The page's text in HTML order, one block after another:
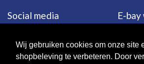
Wij gebruiken cookies om onze site
shopbeleving te verbeteren. Door
Social media E-
e-bay.de